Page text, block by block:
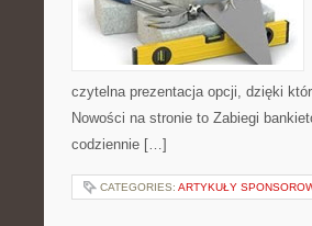
czytelna prezentacja opcji, dzięki
Nowości na stronie to Zabiegi
codziennie […]
CATEGORIES: ARTYKUŁY